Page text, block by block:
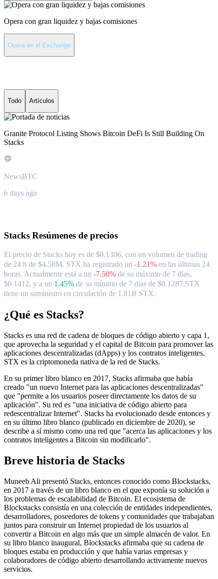
Opera con gran liquidez y bajas comisiones
Opera en el Exchange
Todo Artículos
Granite Protocol Listing Shows Bitcoin DeFi Is Still Building On
Stacks
NewsBTC
6 days ago
Stacks Resúmenes de precios
El precio de Stacks hoy es de $0.1306, con un volumen de trading
de 24 h de $4.58M. STX ha registrado un -1.21% en las últimas 24
horas. Actualmente está a un -7.50% de su máximo de 7 días,
$0.1412, y a un 1.45% de su mínimo de 7 días de $0.1287.STX
tiene un suministro en circulación de 1.81B STX.
¿Qué es Stacks?
Stacks es una red de cadena de bloques de código abierto y capa 1,
que aprovecha la seguridad y el capital de Bitcoin para promover las
aplicaciones descentralizadas (dApps) y los contratos inteligentes.
STX es la criptomoneda nativa de la red de Stacks.
En su primer libro blanco en 2017, Stacks afirmaba que había
creado "un nuevo Internet para las aplicaciones descentralizadas"
que "permite a los usuarios poseer directamente los datos de su
aplicación". Su red es "una iniciativa de código abierto para
redescentralizar Internet". Stacks ha evolucionado desde entonces y
en su último libro blanco (publicado en diciembre de 2020), se
describe a sí mismo como una red que "acerca las aplicaciones y los
contratos inteligentes a Bitcoin sin modificarlo".
Breve historia de Stacks
Muneeb Ali presentó Stacks, entonces conocido como Blockstacks,
en 2017 a través de un libro blanco en el que exponía su solución a
los problemas de escalabilidad de Bitcoin. El ecosistema de
Blockstacks consistía en una colección de entidades independientes,
desarrolladores, poseedores de tokens y comunidades que trabajaban
juntos para construir un Internet propiedad de los usuarios al
convertir a Bitcoin en algo más que un simple almacén de valor. En
su libro blanco inaugural, Blockstacks afirmaba que su cadena de
bloques estaba en producción y que había varias empresas y
colaboradores de código abierto desarrollando activamente nuevos
servicios.